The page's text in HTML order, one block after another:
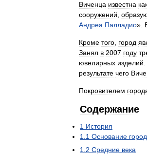
Виченца известна
сооружений
Андреа Палладио».
Кроме того город
Занял в 2007 году
ювелирных изделий
результате чего
Покровителем
Содержание
1 История
1 1 Основание
1 2 Средние века